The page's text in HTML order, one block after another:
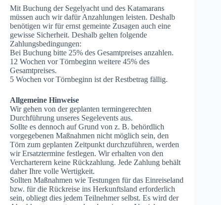
Mit Buchung der Segelyacht und des Katamarans
müssen auch wir dafür Anzahlungen leisten. Deshalb
benötigen wir für ernst gemeinte Zusagen auch eine
gewisse Sicherheit. Deshalb gelten folgende
Zahlungsbedingungen:
Bei Buchung bitte 25% des Gesamtpreises anzahlen.
12 Wochen vor Törnbeginn weitere 45% des
Gesamtpreises.
5 Wochen vor Törnbeginn ist der Restbetrag fällig.
Allgemeine Hinweise
Wir gehen von der geplanten termingerechten
Durchführung unseres Segelevents aus.
Sollte es dennoch auf Grund von z. B. behördlich
vorgegebenen Maßnahmen nicht möglich sein, den
Törn zum geplanten Zeitpunkt durchzuführen, werden
wir Ersatztermine festlegen. Wir erhalten von den
Vercharterern keine Rückzahlung. Jede Zahlung behält
daher Ihre volle Wertigkeit.
Sollten Maßnahmen wie Testungen für das Einreiseland
bzw. für die Rückreise ins Herkunftsland erforderlich
sein, obliegt dies jedem Teilnehmer selbst. Es wird der